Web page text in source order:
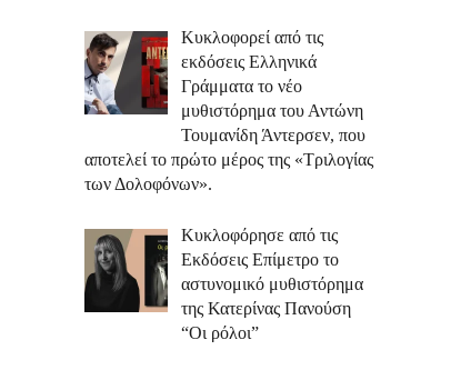
Κυκλοφορεί από τις
εκδόσεις Ελληνικά
Γράμματα το νέο
μυθιστόρημα του Αντώνη
Τουμανίδη Άντερσεν, που
αποτελεί το πρώτο μέρος της «Τριλογίας
των Δολοφόνων».
Κυκλοφόρησε από τις
Εκδόσεις Επίμετρο το
αστυνομικό μυθιστόρημα
της Κατερίνας Πανούση
“Οι ρόλοι”